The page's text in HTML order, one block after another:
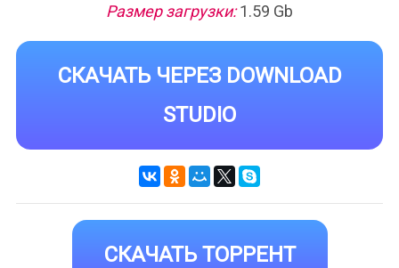
Размер загрузки:1.59 Gb
СКАЧАТЬ ЧЕРЕЗ DOWNLOAD
STUDIO
СКАЧАТЬ ТОРРЕНТ